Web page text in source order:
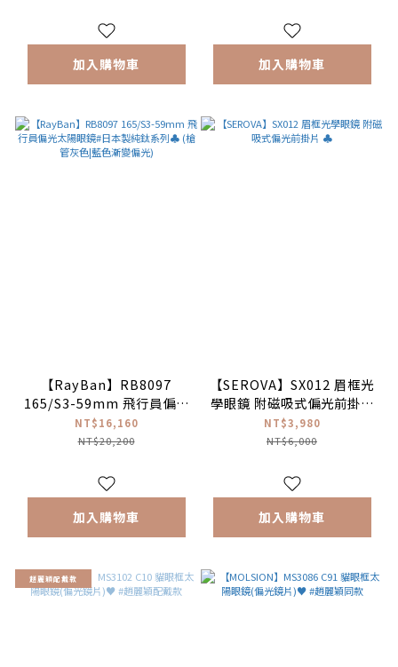
加入購物車 加入購物車
【RayBan】RB8097
165/S3-59mm 飛行員偏光
太陽眼鏡#日本製純鈦系列♣
(槍管灰色|藍色漸變偏光)
NT$16,160
NT$20,200
加入購物車
【SEROVA】SX012 眉框光
學眼鏡 附磁吸式偏光前掛片
♣
NT$3,980
NT$6,000
加入購物車
趙麗穎配戴款